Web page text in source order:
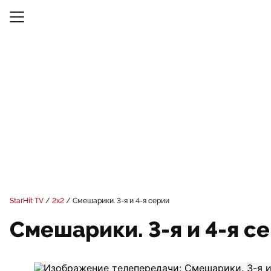
StarHit TV 2x2 Смешарики. 3-я и 4-я серии
Смешарики. 3-я и 4-я